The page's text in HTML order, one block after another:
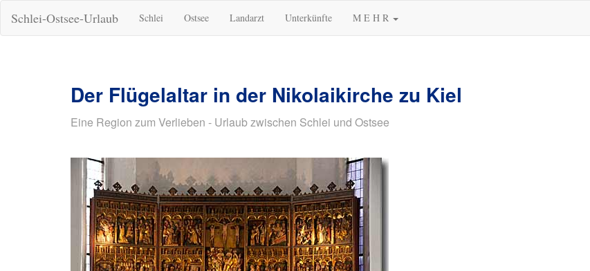
Schlei-Ostsee-Urlaub Schlei Ostsee Landarzt Unterkünfte M E H R
Der Flügelaltar in der Nikolaikirche zu Kiel
Eine Region zum Verlieben - Urlaub zwischen Schlei und Ostsee